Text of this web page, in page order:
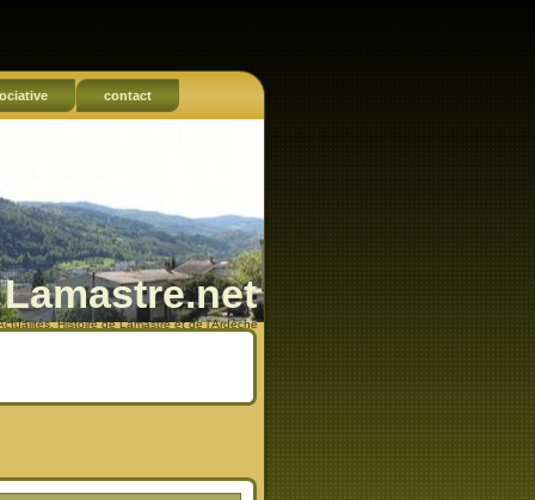
contact
Lamastre.net
Histoire de Lamastre et de l'Ardèche